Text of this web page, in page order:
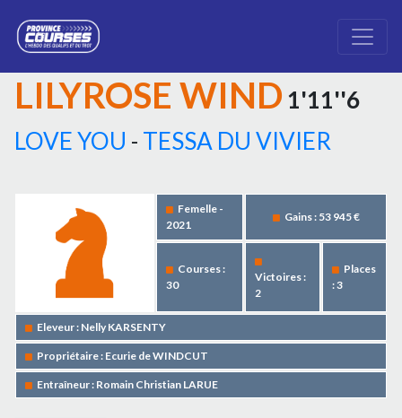
LILYROSE WIND 1'11''6
LOVE YOU - TESSA DU VIVIER
Femelle -
2021
Gains : 53 945 €
Courses :
30
Victoires :
2
Places
: 3
Eleveur : Nelly KARSENTY
Propriétaire : Ecurie de WINDCUT
Entraîneur : Romain Christian LARUE